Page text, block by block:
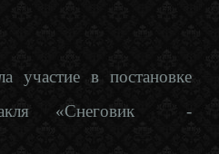
в постановке
«Снеговик -